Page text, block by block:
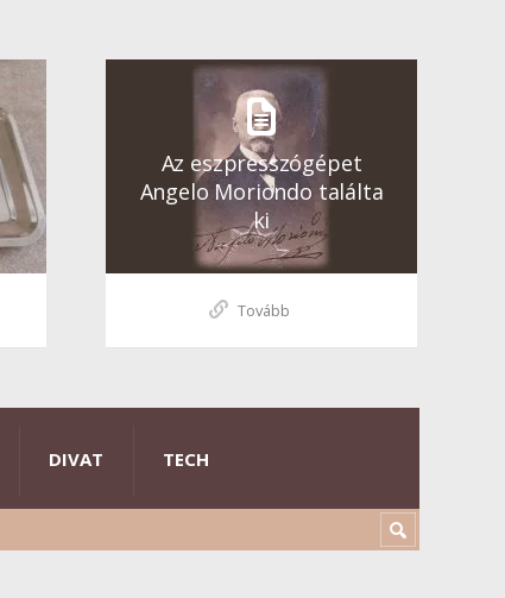
Az eszpresszógépet
Angelo Moriondo találta
ki
Tovább
DIVAT TECH